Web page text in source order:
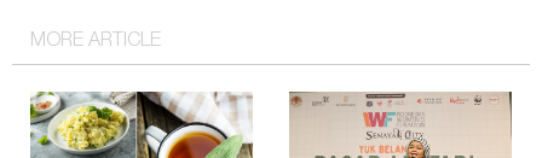
MORE ARTICLE